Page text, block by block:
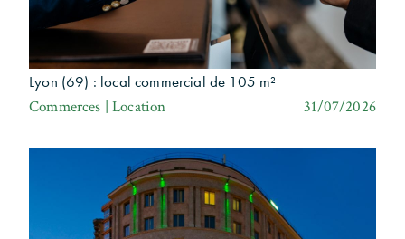
Lyon (69) : local commercial de 105 m²
Commerces | Location 31/07/2026